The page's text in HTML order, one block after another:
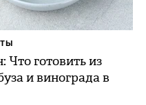
Что готовить из
и винограда в